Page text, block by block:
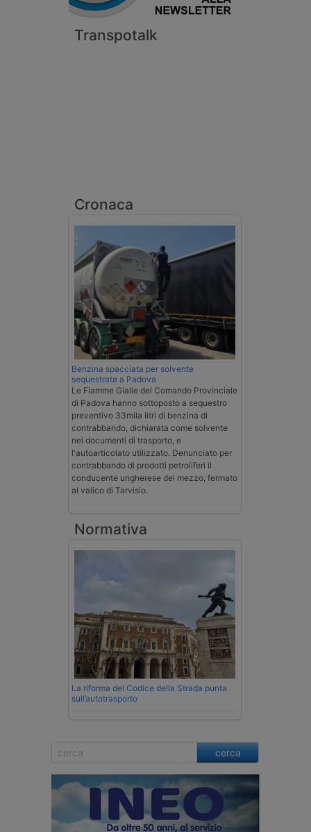
Transpotalk
Cronaca
Benzina spacciata per solvente
sequestrata a Padova
Le Fiamme Gialle del Comando Provinciale
di Padova hanno sottoposto a sequestro
preventivo 33mila litri di benzina di
contrabbando, dichiarata come solvente
nei documenti di trasporto, e
l'autoarticolato utilizzato. Denunciato per
contrabbando di prodotti petroliferi il
conducente ungherese del mezzo, fermato
al valico di Tarvisio.
Normativa
La riforma del Codice della Strada punta
sull’autotrasporto
cerca